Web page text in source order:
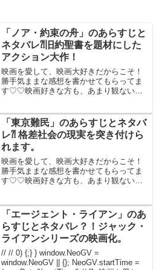
「ノア・約束の舟」のあらすじと
ネタバレ⁈旧約聖書を題材にした
アクション大作！
映画を愛して、映画大好きだからこそ！
勝手気ままな感想を書かせてもらってま
す♡♡映画好きな方も、あまり観ない方
書を題材にフルCGのアクション大作に。
主...
「東京難民」のあらすじとネタバ
レ⁈ 格差社会の現実を突き付けら
れます。
映画を愛して、映画大好きだからこそ！
勝手気ままな感想を書かせてもらってま
す♡♡映画好きな方も、あまり観ない方
撃作品です。今年の上位にランクされる
であ...
「エージェント・ライアン」のあ
らすじとネタバレ？！ジャック・
ライアンシリーズの映画化。
// // 0) {;} } window.NeoGV =
window.NeoGV || {}; NeoGV.startTime =